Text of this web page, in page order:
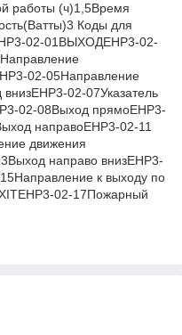
работы (ч)1,5Время
(Ватты)3 Коды для
02-01 ВЫХОДEHP3-02-
Направление
02-05Направление
внизEHP3-02-07Указатель
02-08Выход прямоEHP3-
направоEHP3-02-11
движения
Выход направо внизEHP3-
Направление к выходу по
02-17Пожарный